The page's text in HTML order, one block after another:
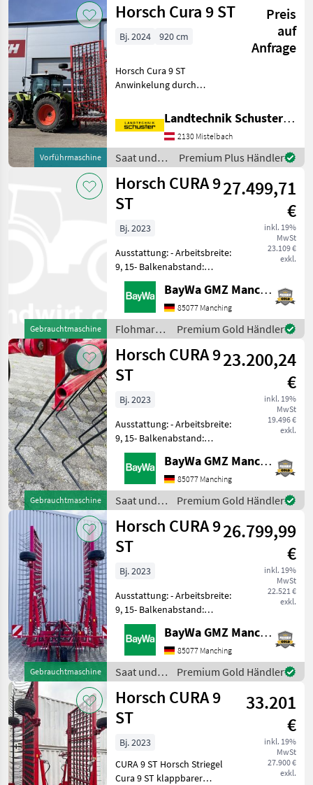
Kategorie 2 Land Filter
AKTUELLER
PFAD
Horsch
Cura 9
St
KATEGORIE
WÄHLEN
Landtechnik
Händlerangebote Kleinanzeigen
Zurücksetzen
Ergebnisse
anzeigen
Vorführmaschine
Horsch Cura 9 ST
Preis
auf
Anfrage
Bj. 2024 920 cm
Horsch Cura 9 ST
Anwinkelung durch
Klappung ermöglicht: -
Komfortableres Wenden
durch leicht angewinkelte
Seitenflügel - Gute
Anpassun
Landtechnik Schuster Niederlassung Mistelbach
2130 Mistelbach
Saat und
Pflege /
Horsch
Premium Plus Händler
Gebrauchtmaschine
Horsch CURA 9
ST
27.499,71
€
inkl. 19%
MwSt
23.109 €
exkl.
Bj. 2023
Ausstattung: - Arbeitsbreite:
9, 15- Balkenabstand:
200mm- Strichabstand:
28mm- Geräteanbau 3-
Punkt: II/III- Zinkendruck:
300 bis 5000g-
Zinkensurchmesser: 8mm-
Hydra
BayWa GMZ Manching
85077 Manching
Flohmarkt
/ Horsch
Premium Gold Händler
Gebrauchtmaschine
Horsch CURA 9
ST
23.200,24
€
inkl. 19%
MwSt
19.496 €
exkl.
Bj. 2023
Ausstattung: - Arbeitsbreite:
9, 15- Balkenabstand:
200mm- Strichabstand:
28mm- Geräteanbau 3-
Punkt: II/III- Zinkendruck:
300 bis 5000g-
Zinkensurchmesser: 8mm-
Hydra
BayWa GMZ Manching
85077 Manching
Saat und
Pflege /
Horsch
Premium Gold Händler
Gebrauchtmaschine
Horsch CURA 9
ST
26.799,99
€
inkl. 19%
MwSt
22.521 €
exkl.
Bj. 2023
Ausstattung: - Arbeitsbreite:
9, 15- Balkenabstand:
200mm- Strichabstand:
28mm- Geräteanbau 3-
Punkt: II/III- Zinkendruck:
300 bis 5000g-
Zinkensurchmesser: 8mm-
Hydra
BayWa GMZ Manching
85077 Manching
Saat und
Pflege /
Horsch
Premium Gold Händler
Horsch CURA 9
ST
33.201
€
inkl. 19%
MwSt
27.900 €
exkl.
Bj. 2023
CURA 9 ST Horsch Striegel
Cura 9 ST klappbarer